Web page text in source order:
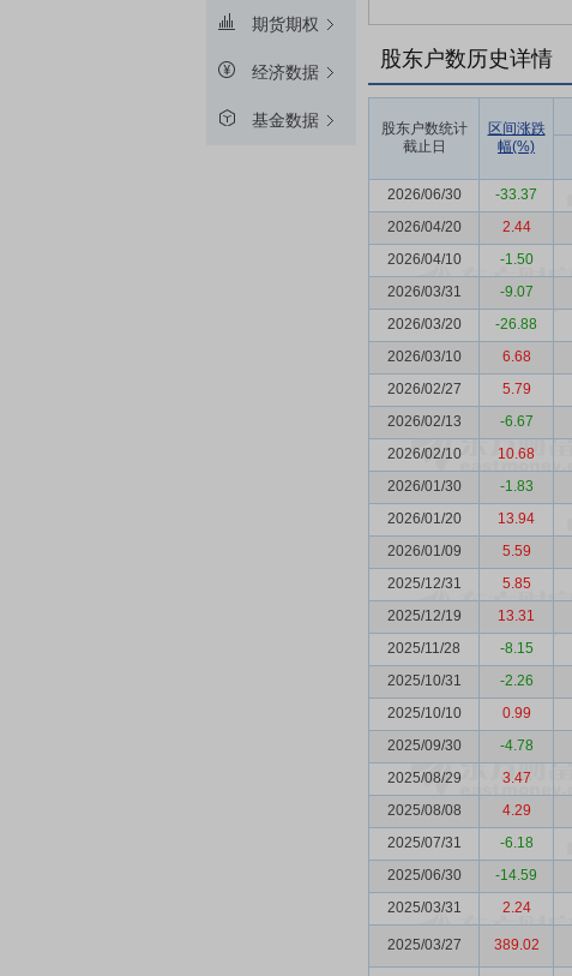
期货期权
经济数据
基金数据
股东户数历史详情
股东户数统计
截止日
区间涨跌
幅(%)
2026/06/30
-33.37
2026/04/20
2.44
2026/04/10
-1.50
2026/03/31
-9.07
2026/03/20
-26.88
2026/03/10
6.68
2026/02/27
5.79
2026/02/13
-6.67
2026/02/10
10.68
2026/01/30
-1.83
2026/01/20
13.94
2026/01/09
5.59
2025/12/31
5.85
2025/12/19
13.31
2025/11/28
-8.15
2025/10/31
-2.26
2025/10/10
0.99
2025/09/30
-4.78
2025/08/29
3.47
2025/08/08
4.29
2025/07/31
-6.18
2025/06/30
-14.59
2025/03/31
2.24
2025/03/27 389.02